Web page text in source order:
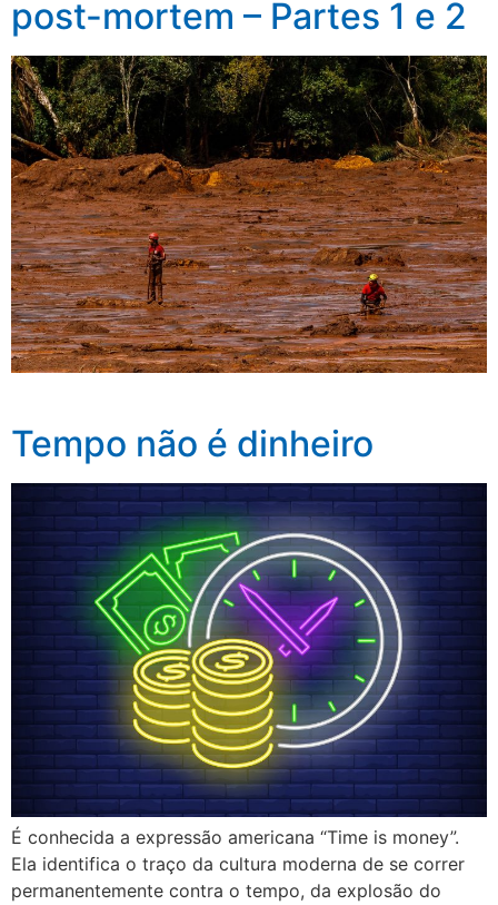
post-mortem – Partes 1 e 2
Tempo não é dinheiro
É conhecida a expressão americana “Time is money”.
Ela identifica o traço da cultura moderna de se correr
permanentemente contra o tempo, da explosão do